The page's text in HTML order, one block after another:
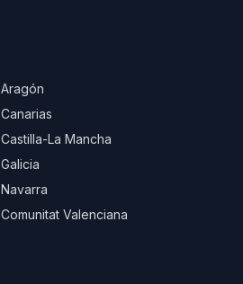
Aragón
Canarias
Castilla-La Mancha
Galicia
Navarra
Comunitat Valenciana